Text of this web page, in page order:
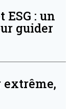
ESG : un
guider
extrême,